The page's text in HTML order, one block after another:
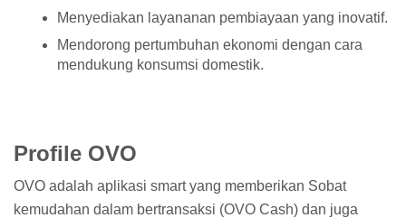
Menyediakan layananan pembiayaan yang inovatif.
Mendorong pertumbuhan ekonomi dengan cara
mendukung konsumsi domestik.
Profile OVO
OVO adalah aplikasi smart yang memberikan Sobat
kemudahan dalam bertransaksi (OVO Cash) dan juga